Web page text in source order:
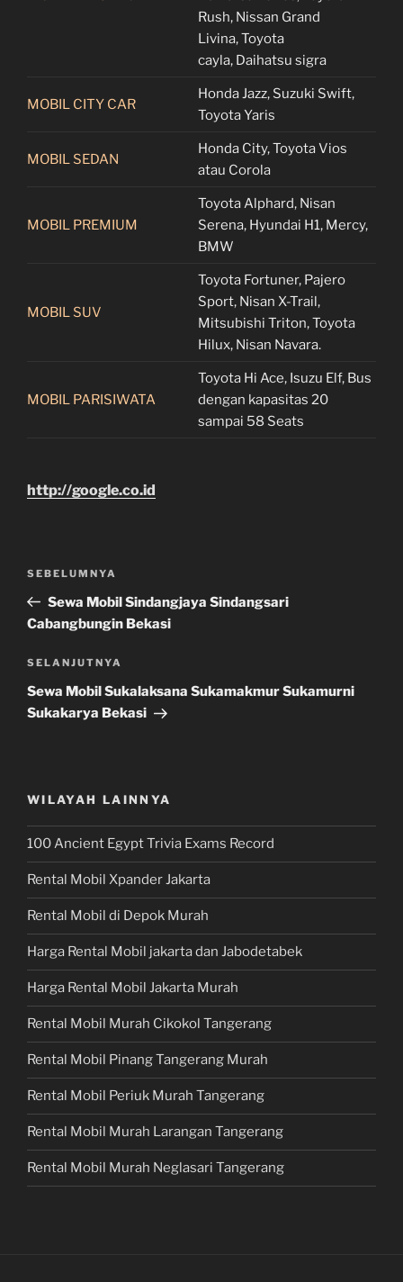
Rush, Nissan Grand
Livina, Toyota
cayla, Daihatsu sigra
MOBIL CITY CAR
Honda Jazz, Suzuki Swift,
Toyota Yaris
MOBIL SEDAN
Honda City, Toyota Vios
atau Corola
MOBIL PREMIUM
Toyota Alphard, Nisan
Serena, Hyundai H1, Mercy,
BMW
MOBIL SUV
Toyota Fortuner, Pajero
Sport, Nisan X-Trail,
Mitsubishi Triton, Toyota
Hilux, Nisan Navara.
MOBIL PARISIWATA
Toyota Hi Ace, Isuzu Elf, Bus
dengan kapasitas 20
sampai 58 Seats
http://google.co.id
Navigasi
Pos
Sebelumnya
SEBELUMNYA
Sewa Mobil Sindangjaya Sindangsari
Cabangbungin Bekasi
Pos
Selanjutnya
SELANJUTNYA
Sewa Mobil Sukalaksana Sukamakmur Sukamurni
Sukakarya Bekasi
WILAYAH LAINNYA
100 Ancient Egypt Trivia Exams Record
Rental Mobil Xpander Jakarta
Rental Mobil di Depok Murah
Harga Rental Mobil jakarta dan Jabodetabek
Harga Rental Mobil Jakarta Murah
Rental Mobil Murah Cikokol Tangerang
Rental Mobil Pinang Tangerang Murah
Rental Mobil Periuk Murah Tangerang
Rental Mobil Murah Larangan Tangerang
Rental Mobil Murah Neglasari Tangerang